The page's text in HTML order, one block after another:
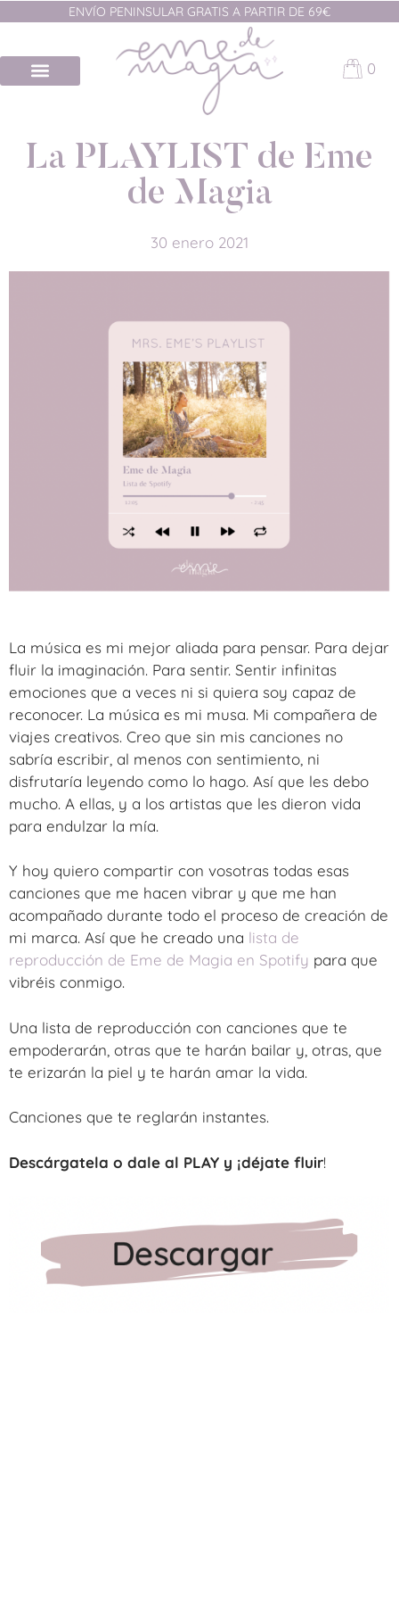
ENVÍO PENINSULAR GRATIS A PARTIR DE 69€
0
La PLAYLIST de Eme
de Magia
30 enero 2021
La música es mi mejor aliada para pensar. Para dejar
fluir la imaginación. Para sentir. Sentir infinitas
emociones que a veces ni si quiera soy capaz de
reconocer. La música es mi musa. Mi compañera de
viajes creativos. Creo que sin mis canciones no
sabría escribir, al menos con sentimiento, ni
disfrutaría leyendo como lo hago. Así que les debo
mucho. A ellas, y a los artistas que les dieron vida
para endulzar la mía.
Y hoy quiero compartir con vosotras todas esas
canciones que me hacen vibrar y que me han
acompañado durante todo el proceso de creación de
mi marca. Así que he creado una lista de
reproducción de Eme de Magia en Spotify para que
vibréis conmigo.
Una lista de reproducción con canciones que te
empoderarán, otras que te harán bailar y, otras, que
te erizarán la piel y te harán amar la vida.
Canciones que te reglarán instantes.
Descárgatela o dale al PLAY y ¡déjate fluir!